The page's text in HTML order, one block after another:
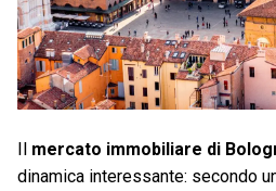
Il mercato immobiliare di
dinamica interessante: secondo